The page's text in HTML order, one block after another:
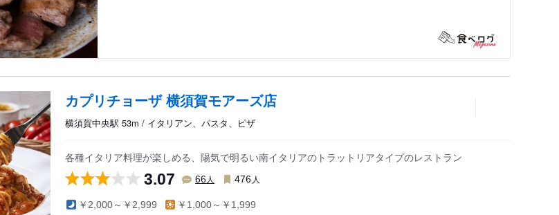
カプリチョーザ 横須賀モアーズ店
横須賀中央駅 53m / イタリアン、パスタ、ピザ
各種イタリア料理が楽しめる、陽気で明るい南イタリアのトラットリアタイプのレストラン
3.07 66人 476 人
￥2,000～￥2,999 ￥1,000～￥1,999